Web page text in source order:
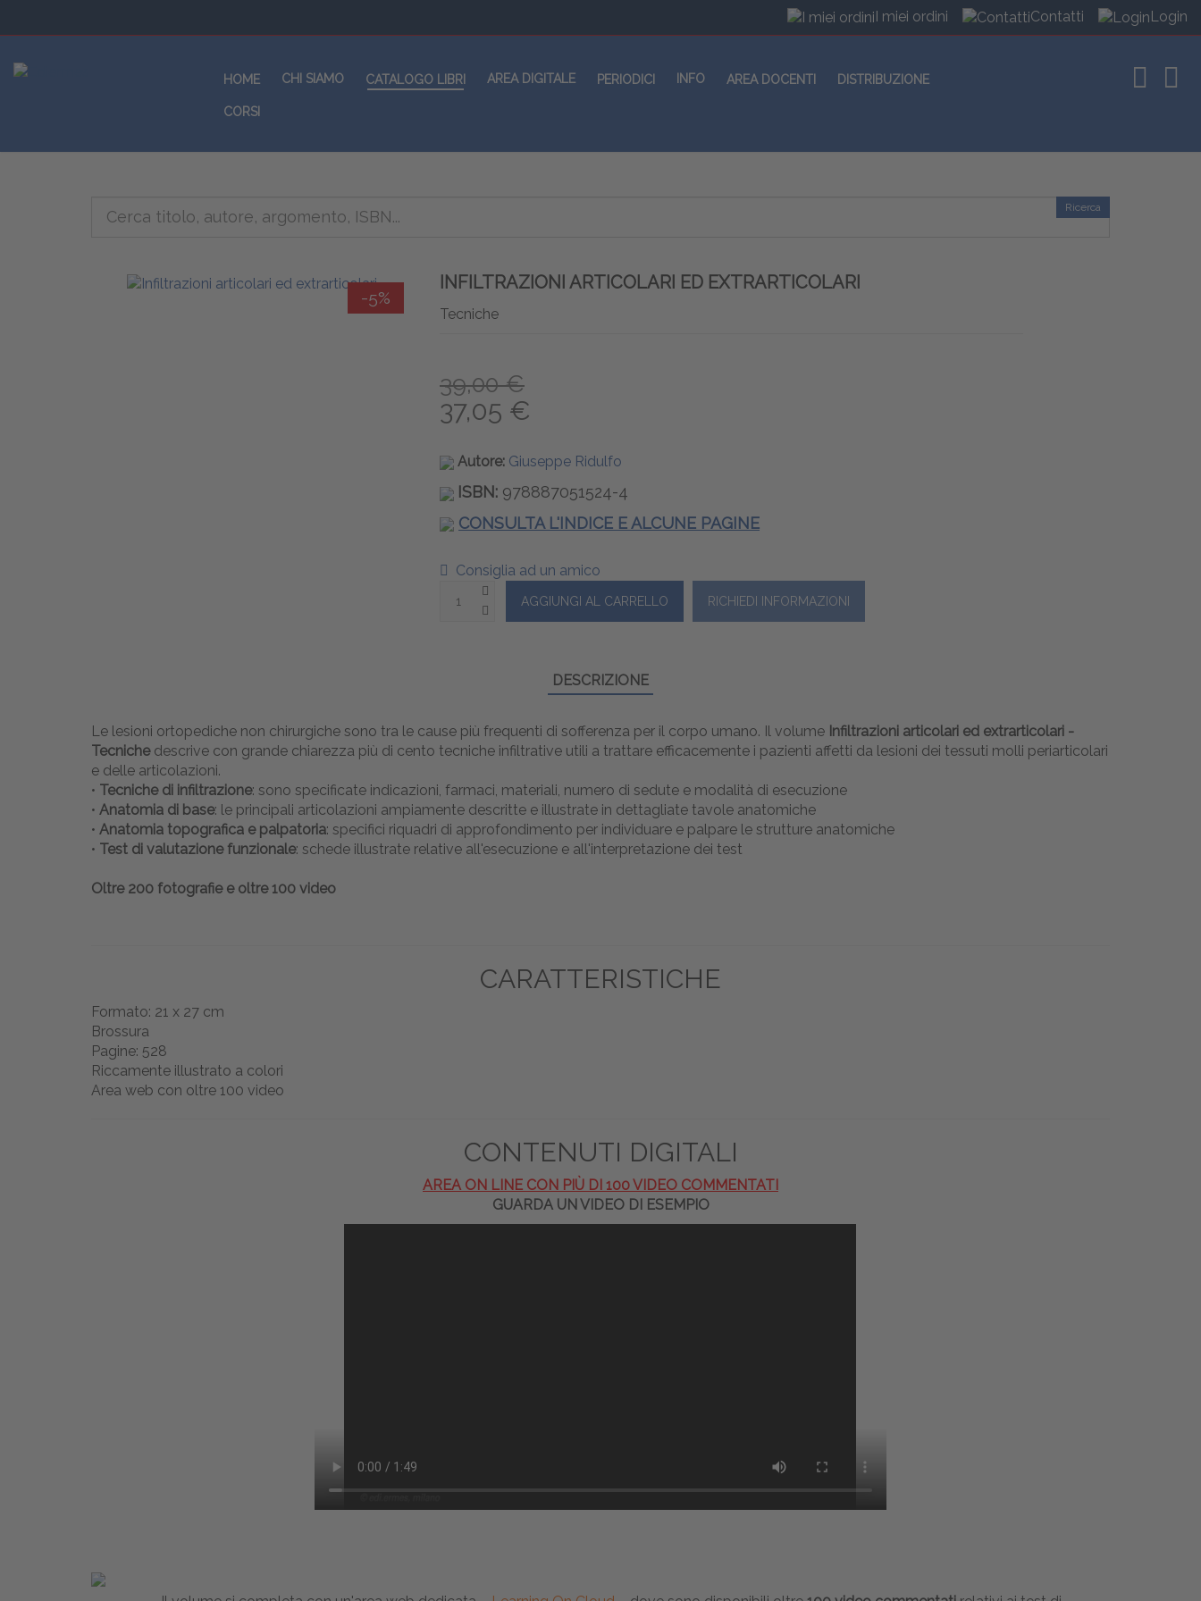
I miei ordini Contatti Login
HOME CHI SIAMO CATALOGO LIBRI AREA DIGITALE PERIODICI INFO AREA DOCENTI DISTRIBUZIONE
CORSI
Ricerca
-5%
INFILTRAZIONI ARTICOLARI ED EXTRARTICOLARI
Tecniche
39,00 €
37,05 €
Autore: Giuseppe Ridulfo
ISBN: 978887051524-4
CONSULTA L'INDICE E ALCUNE PAGINE
Consiglia ad un amico
DESCRIZIONE
Le lesioni ortopediche non chirurgiche sono tra le cause più frequenti di sofferenza per il corpo umano. Il volume Infiltrazioni articolari ed extrarticolari -
Tecnichedescrive con grande chiarezza più di cento tecniche infiltrative utili a trattare efficacemente i pazienti affetti da lesioni dei tessuti molli periarticolari
e delle articolazioni.
• Tecniche di infiltrazione: sono specificate indicazioni, farmaci, materiali, numero di sedute e modalità di esecuzione
• Anatomia di base: le principali articolazioni ampiamente descritte e illustrate in dettagliate tavole anatomiche
• Anatomia topografica e palpatoria: specifici riquadri di approfondimento per individuare e palpare le strutture anatomiche
• Test di valutazione funzionale: schede illustrate relative all'esecuzione e all'interpretazione dei test
Oltre 200 fotografie e oltre 100 video
CARATTERISTICHE
Formato: 21 x 27 cm
Brossura
Pagine: 528
Riccamente illustrato a colori
Area web con oltre 100 video
CONTENUTI DIGITALI
AREA ON LINE CON PIÙ DI 100 VIDEO COMMENTATI
GUARDA UN VIDEO DI ESEMPIO